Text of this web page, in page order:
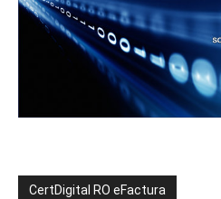
CertDigital RO eFactura